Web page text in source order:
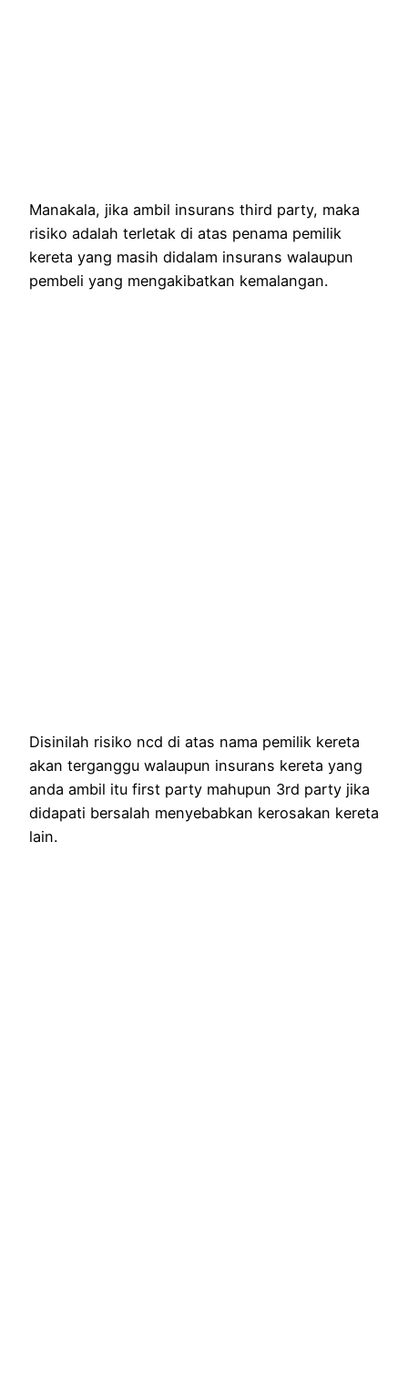
Manakala, jika ambil insurans third party, maka
risiko adalah terletak di atas penama pemilik
kereta yang masih didalam insurans walaupun
pembeli yang mengakibatkan kemalangan.
Disinilah risiko ncd di atas nama pemilik kereta
akan terganggu walaupun insurans kereta yang
anda ambil itu first party mahupun 3rd party jika
didapati bersalah menyebabkan kerosakan kereta
lain.